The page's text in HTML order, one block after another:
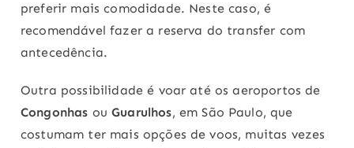
preferir mais comodidade. Neste caso, é
recomendável fazer a reserva do transfer com
antecedência.
Outra possibilidade é voar até os aeroportos de
Congonhas ouGuarulhos, em São Paulo, que
costumam ter mais opções de voos, muitas vezes